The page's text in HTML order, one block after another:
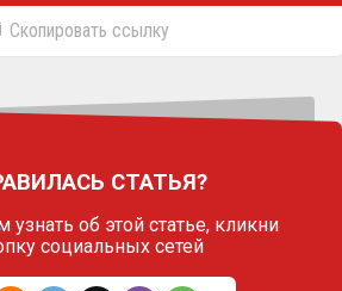
Скопировать ссылку
СТАТЬЯ?
об этой статье, кликни
социальных сетей